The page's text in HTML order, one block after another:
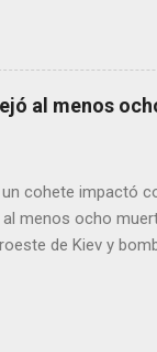
lugar, aunque
al menos
cohete impactó
menos ocho
de Kiev y